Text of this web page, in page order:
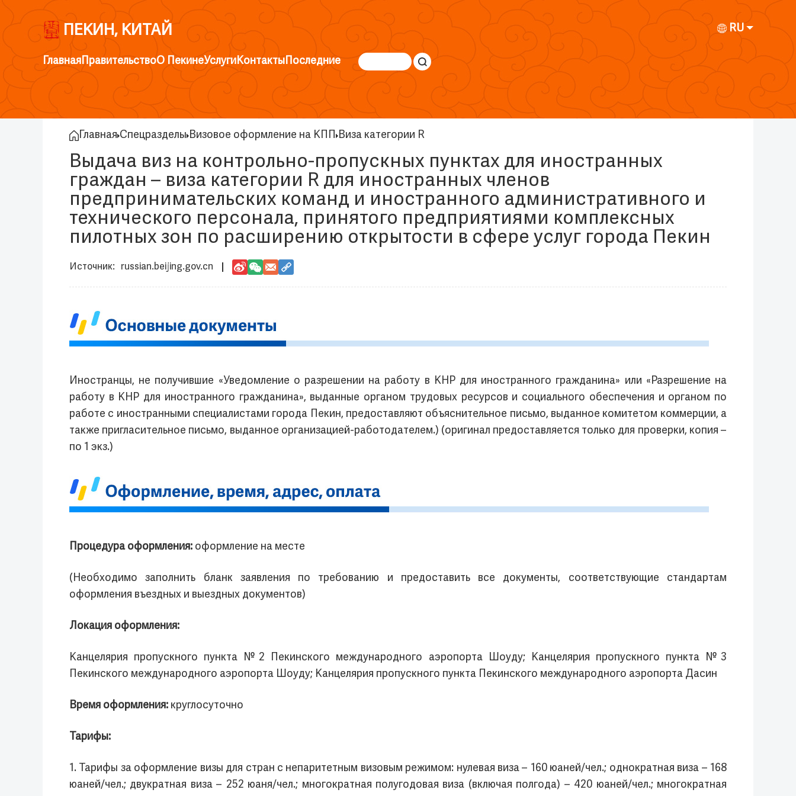
ПЕКИН, КИТАЙ RU
ГлавнаяПравительствоО ПекинеУслугиКонтактыПоследние
Главная Спецразделы Визовое оформление на КПП Виза категории R
Выдача виз на контрольно-пропускных пунктах для иностранных
граждан – виза категории R для иностранных членов
предпринимательских команд и иностранного административного и
технического персонала, принятого предприятиями комплексных
пилотных зон по расширению открытости в сфере услуг города Пекин
russian.beijing.gov.cn
Иностранцы, не получившие «Уведомление о разрешении на работу в КНР для иностранного гражданина» или «Разрешение на
работу в КНР для иностранного гражданина», выданные органом трудовых ресурсов и социального обеспечения и органом по
работе с иностранными специалистами города Пекин, предоставляют объяснительное письмо, выданное комитетом коммерции, а
также пригласительное письмо, выданное организацией-работодателем.) (оригинал предоставляется только для проверки, копия –
по 1 экз.)
Процедура оформления: оформление на месте
(Необходимо заполнить бланк заявления по требованию и предоставить все документы, соответствующие стандартам
оформления въездных и выездных документов)
Локация оформления:
Канцелярия пропускного пункта №2 Пекинского международного аэропорта Шоуду; Канцелярия пропускного пункта №3
Пекинского международного аэропорта Шоуду; Канцелярия пропускного пункта Пекинского международного аэропорта Дасин
Время оформления: круглосуточно
Тарифы:
1. Тарифы за оформление визы для стран с непаритетным визовым режимом: нулевая виза – 160 юаней/чел.; однократная виза – 168
юаней/чел.; двукратная виза – 252 юаня/чел.; многократная полугодовая виза (включая полгода) – 420 юаней/чел.; многократная